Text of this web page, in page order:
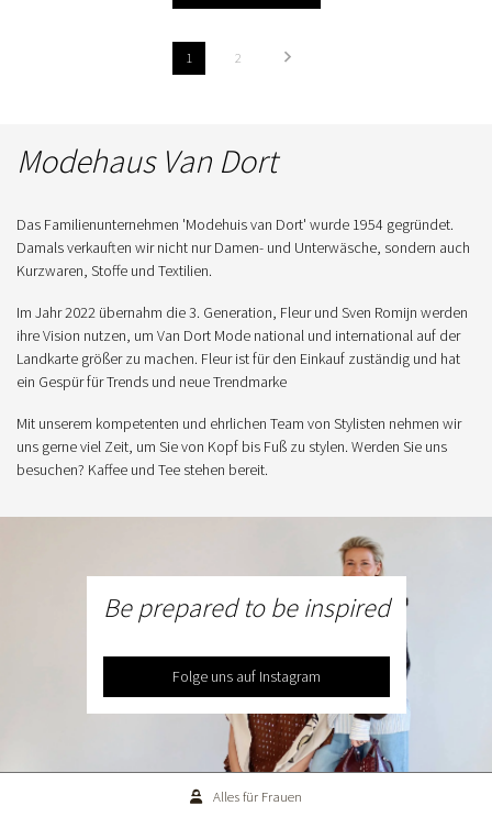
1 2
Modehaus Van Dort
Das Familienunternehmen 'Modehuis van Dort' wurde 1954 gegründet.
Damals verkauften wir nicht nur Damen- und Unterwäsche, sondern auch
Kurzwaren, Stoffe und Textilien.
Im Jahr 2022 übernahm die 3. Generation, Fleur und Sven Romijn werden
ihre Vision nutzen, um Van Dort Mode national und international auf der
Landkarte größer zu machen. Fleur ist für den Einkauf zuständig und hat
ein Gespür für Trends und neue Trendmarke
Mit unserem kompetenten und ehrlichen Team von Stylisten nehmen wir
uns gerne viel Zeit, um Sie von Kopf bis Fuß zu stylen. Werden Sie uns
besuchen? Kaffee und Tee stehen bereit.
Be prepared to be inspired
Folge uns auf Instagram
Alles für Frauen